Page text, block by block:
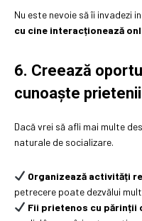
Nu este nevoie să îi invadezi
cu cine interacționează
6. Creează
cunoaște prietenii
Dacă vrei să afli mai multe
naturale de socializare.
Organizează activități
petrecere poate dezvălui
Fii prietenos cu părinții